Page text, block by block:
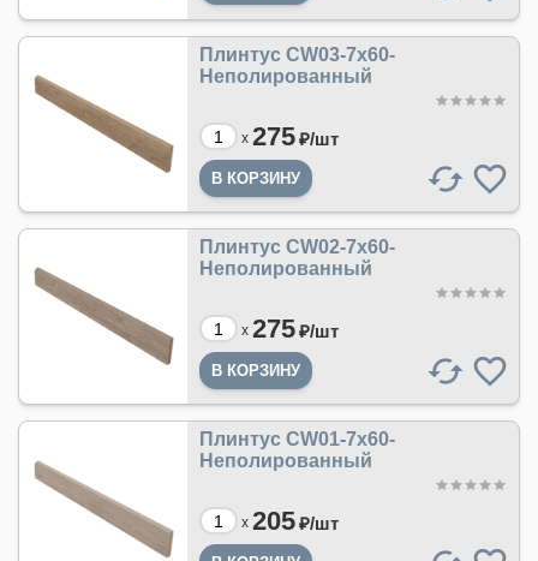
Плинтус CW03-7x60-
Неполированный
x 275₽/шт
Плинтус CW02-7x60-
Неполированный
x 275₽/шт
Плинтус CW01-7x60-
Неполированный
x 205₽/шт